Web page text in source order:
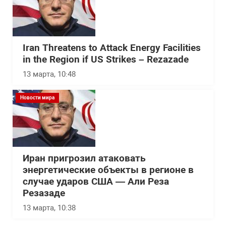
Iran Threatens to Attack Energy Facilities
in the Region if US Strikes – Rezazade
13 марта, 10:48
Новости мира
Иран пригрозил атаковать
энергетические объекты в регионе в
случае ударов США — Али Реза
Резазаде
13 марта, 10:38